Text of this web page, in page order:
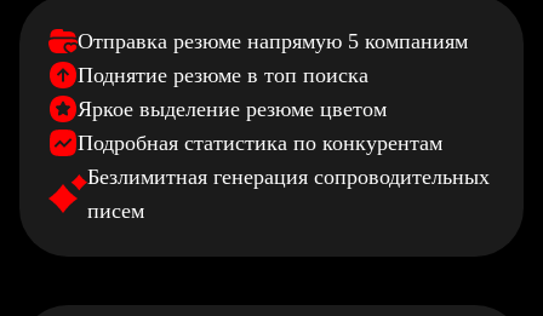
Отправка резюме напрямую 5 компаниям
Поднятие резюме в топ поиска
Яркое выделение резюме цветом
Подробная статистика по конкурентам
Безлимитная генерация сопроводительных
писем